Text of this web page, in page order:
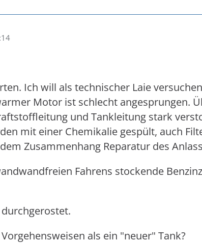
Ich will als technischer Laie
Motor ist schlecht angesprungen.
und Tankleitung stark
mit einer Chemikalie gespült, auch
Zusammenhang Reparatur des
Fahrens stockende
als ein "neuer" Tank?